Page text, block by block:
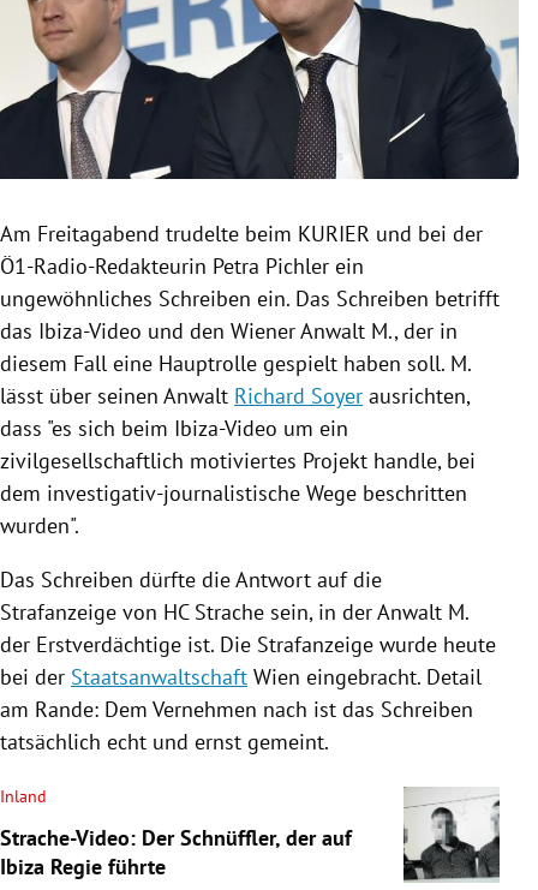
Untermenü
Untermenü
Untermenü
Am Freitagabend trudelte beim KURIER und bei der
Ö1-Radio-Redakteurin Petra Pichler ein
ungewöhnliches Schreiben ein. Das Schreiben betrifft
das Ibiza-Video und den Wiener Anwalt M., der in
diesem Fall eine Hauptrolle gespielt haben soll. M.
lässt über seinen Anwalt Richard Soyer ausrichten,
dass "es sich beim Ibiza-Video um ein
zivilgesellschaftlich motiviertes Projekt handle, bei
dem investigativ-journalistische Wege beschritten
wurden".
Das Schreiben dürfte die Antwort auf die
Strafanzeige von HC Strache sein, in der Anwalt M.
der Erstverdächtige ist. Die Strafanzeige wurde heute
bei der Staatsanwaltschaft Wien eingebracht. Detail
am Rande: Dem Vernehmen nach ist das Schreiben
tatsächlich echt und ernst gemeint.
Inland
Strache-Video: Der Schnüffler, der auf
Ibiza Regie führte